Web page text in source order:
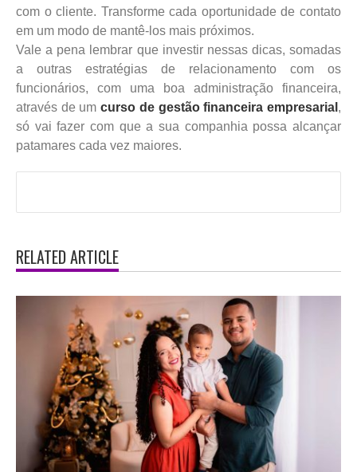
com o cliente. Transforme cada oportunidade de contato
em um modo de mantê-los mais próximos.
Vale a pena lembrar que investir nessas dicas, somadas
a outras estratégias de relacionamento com os
funcionários, com uma boa administração financeira,
através de umcurso de gestão financeira empresarial ,
só vai fazer com que a sua companhia possa alcançar
patamares cada vez maiores.
RELATED ARTICLE